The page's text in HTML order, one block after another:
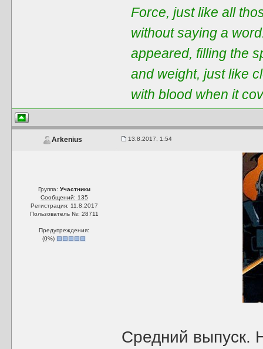
Force, just like all
without saying a
appeared, filling the
and weight, just like
with blood when it
Arkenius 13.8.2017, 1:54
Группа: Участники
Сообщений: 135
Регистрация: 11.8.2017
Пользователь №: 28711
Предупреждения:
(0%)
Средний выпуск.